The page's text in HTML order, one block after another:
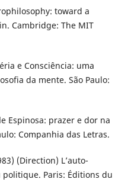
toward a
Cambridge: The MIT
e Consciência: uma
da mente. São Paulo:
Espinosa: prazer e dor na
Companhia das Letras.
(Direction) L’auto-
Paris: Éditions du